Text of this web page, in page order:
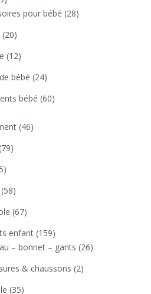
pour bébé (28)
(20)
(12)
bébé (24)
bébé (60)
(46)
(58)
(67)
enfant (159)
– bonnet – gants (26)
& chaussons (2)
(35)